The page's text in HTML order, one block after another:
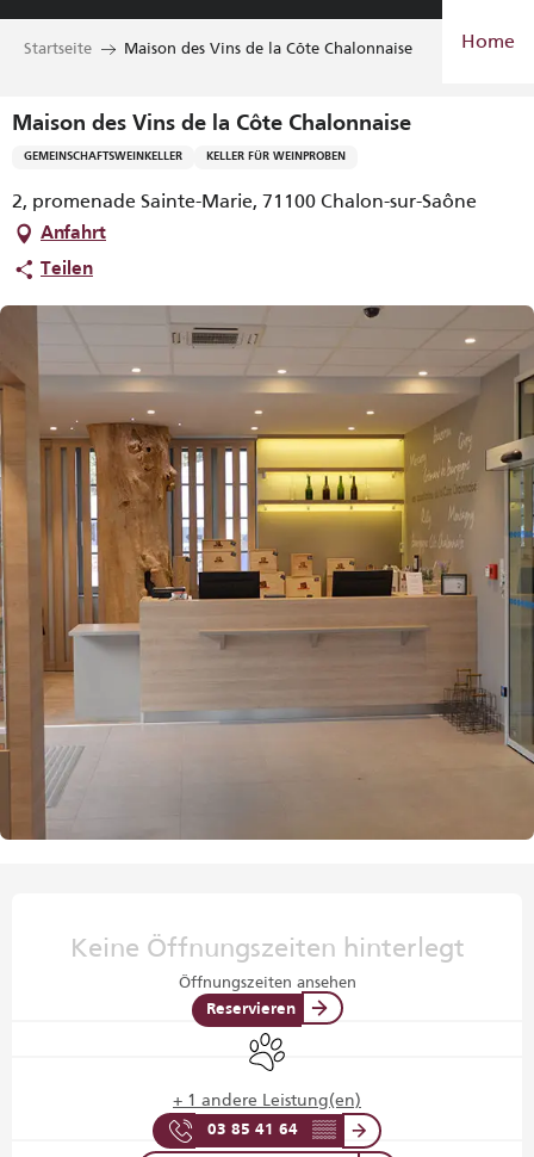
Aller
Home
Startseite Maison des Vins de la Côte Chalonnaise
Maison des Vins de la Côte Chalonnaise
GEMEINSCHAFTSWEINKELLER KELLER FÜR WEINPROBEN
2, promenade Sainte-Marie, 71100 Chalon-sur-Saône
Anfahrt
Teilen
Keine Öffnungszeiten hinterlegt
Öffnungszeiten ansehen
Reservieren
Tiere erlaubt
+ 1 andere Leistung(en)
03 85 41 64 ▒▒